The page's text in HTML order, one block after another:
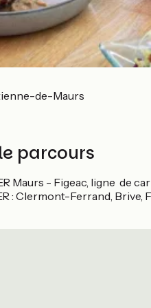
de-Maurs
parcours
Maurs - Figeac, ligne de
: Clermont-Ferrand, Brive,